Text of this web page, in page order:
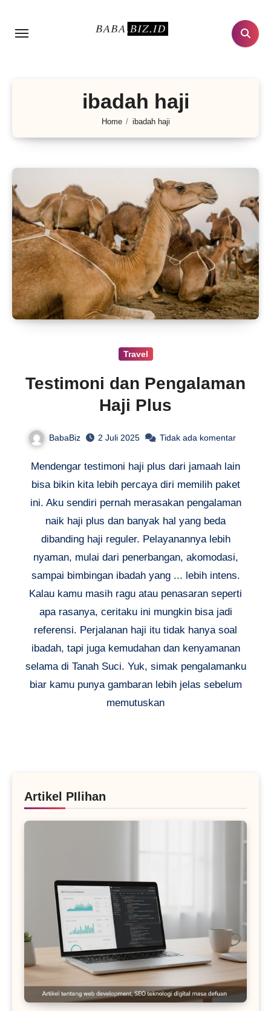
ibadah haji
Home ibadah haji
Travel
Testimoni dan Pengalaman
Haji Plus
BabaBiz 2 Juli 2025 Tidak ada komentar
Mendengar testimoni haji plus dari jamaah lain
bisa bikin kita lebih percaya diri memilih paket
ini. Aku sendiri pernah merasakan pengalaman
naik haji plus dan banyak hal yang beda
dibanding haji reguler. Pelayanannya lebih
nyaman, mulai dari penerbangan, akomodasi,
sampai bimbingan ibadah yang ... lebih intens.
Kalau kamu masih ragu atau penasaran seperti
apa rasanya, ceritaku ini mungkin bisa jadi
referensi. Perjalanan haji itu tidak hanya soal
ibadah, tapi juga kemudahan dan kenyamanan
selama di Tanah Suci. Yuk, simak pengalamanku
biar kamu punya gambaran lebih jelas sebelum
memutuskan
Artikel PIlihan